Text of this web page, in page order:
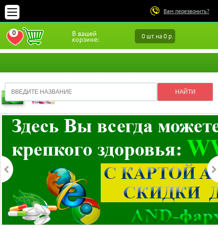
Вам перезвонить?
В вашей
корзине: 0 шт. на 0 р.
0
ПЕРЕЙТИ В ИЗБРАННОЕ